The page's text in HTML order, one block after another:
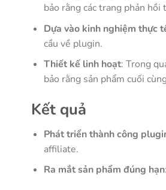
bảo rằng các trang phản
Dựa vào kinh nghiệm thực
cầu về plugin.
Thiết kế linh hoạt: Trong
bảo rằng sản phẩm cuối
Kết quả
Phát triển thành công
affiliate.
Ra mắt sản phẩm đúng hạn